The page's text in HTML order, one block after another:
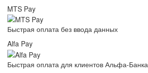
MTS Pay
Быстрая оплата без ввода данных
Alfa Pay
Быстрая оплата для клиентов Альфа-Банка